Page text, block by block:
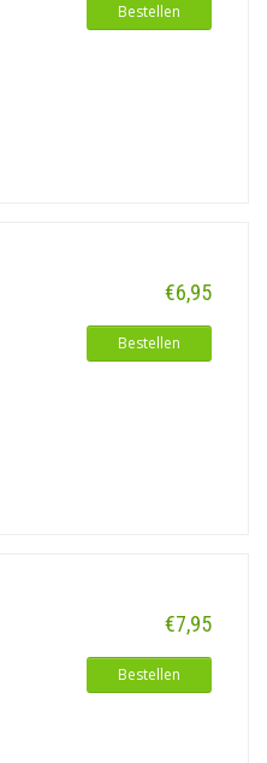
Bestellen
€6,95
Bestellen
€7,95
Bestellen